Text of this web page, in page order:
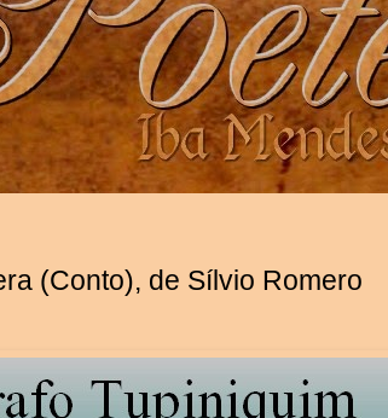
(Conto), de Sílvio Romero